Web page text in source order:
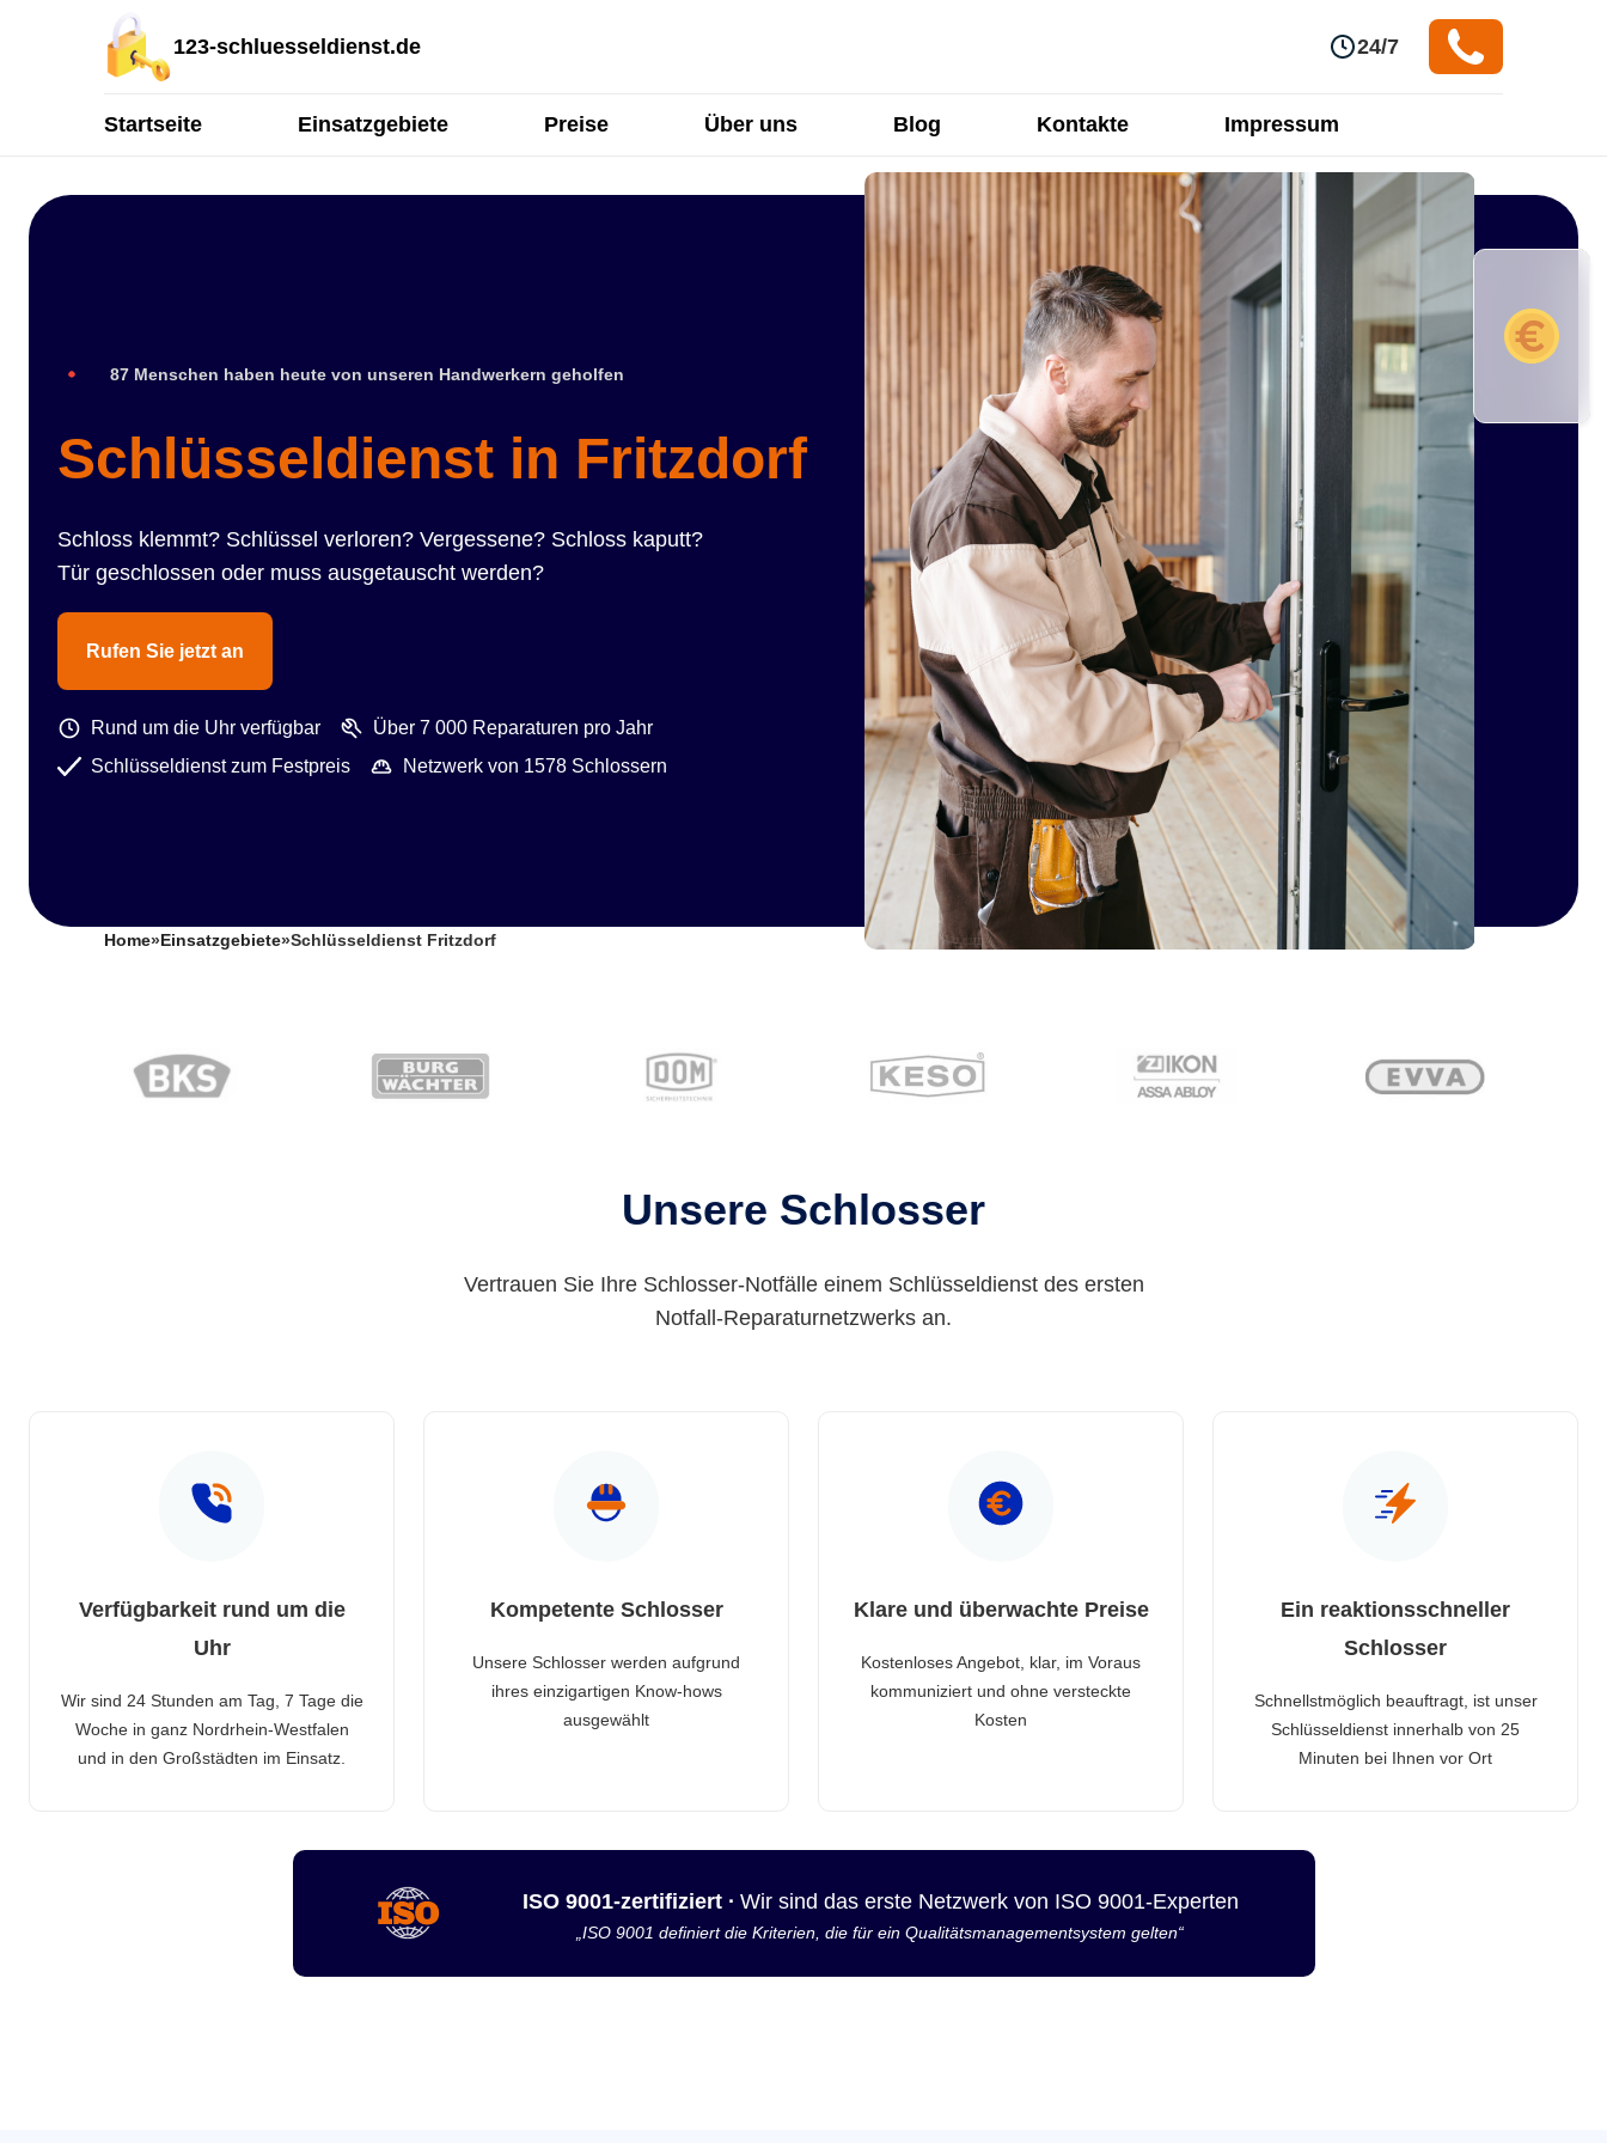
123-schluesseldienst.de 24/7
Startseite Einsatzgebiete Preise Über uns Blog Kontakte Impressum
87 Menschen haben heute von unseren Handwerkern geholfen
Schlüsseldienst in Fritzdorf
Schloss klemmt? Schlüssel verloren? Vergessene? Schloss kaputt?
Tür geschlossen oder muss ausgetauscht werden?
Rufen Sie jetzt an
Rund um die Uhr verfügbar
Über 7 000 Reparaturen pro Jahr
Schlüsseldienst zum Festpreis
Netzwerk von 1578 Schlossern
Home» Einsatzgebiete»Schlüsseldienst Fritzdorf
Unsere Schlosser
Vertrauen Sie Ihre Schlosser-Notfälle einem Schlüsseldienst des ersten
Notfall-Reparaturnetzwerks an.
Verfügbarkeit rund um die
Uhr
Wir sind 24 Stunden am Tag, 7 Tage die
Woche in ganz Nordrhein-Westfalen
und in den Großstädten im Einsatz.
Kompetente Schlosser
Unsere Schlosser werden aufgrund
ihres einzigartigen Know-hows
ausgewählt
Klare und überwachte Preise
Kostenloses Angebot, klar, im Voraus
kommuniziert und ohne versteckte
Kosten
Ein reaktionsschneller
Schlosser
Schnellstmöglich beauftragt, ist unser
Schlüsseldienst innerhalb von 25
Minuten bei Ihnen vor Ort
ISO 9001-zertifiziert · Wir sind das erste Netzwerk von ISO 9001-Experten
„ISO 9001 definiert die Kriterien, die für ein Qualitätsmanagementsystem gelten“